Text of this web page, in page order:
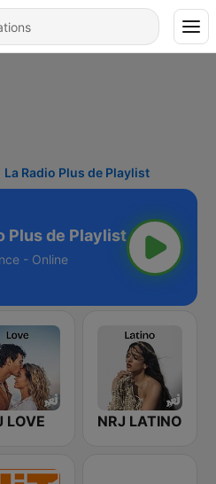
La Radio Plus de Playlist
Plus de Playlist
- Online
LOVE NRJ LATINO